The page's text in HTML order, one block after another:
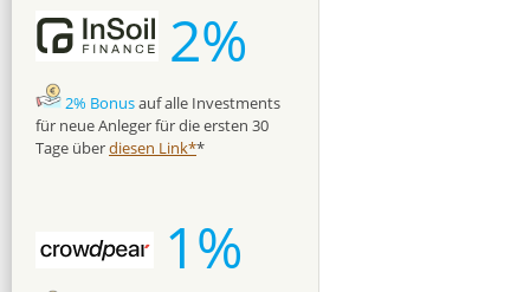
2%
2% Bonusauf alle Investments
für neue Anleger für die ersten 30
Tage überdiesen Link**
1%